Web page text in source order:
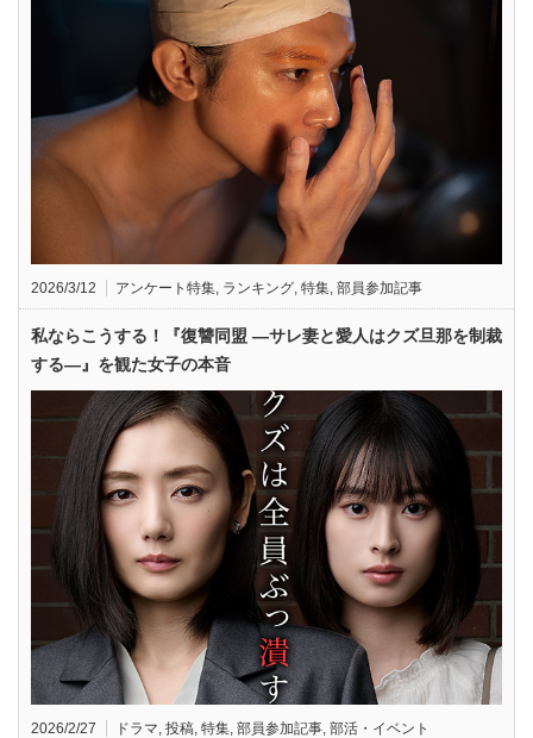
2026/3/12 アンケート特集 ランキング 特集 部員参加記事
私ならこうする！『復讐同盟 —サレ妻と愛人はクズ旦那を制裁
する—』を観た女子の本音
2026/2/27 ドラマ 投稿 特集 部員参加記事 部活・イベント